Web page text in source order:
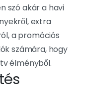
szó akár a havi
extra
a promóciós
számára, hogy
élményből.